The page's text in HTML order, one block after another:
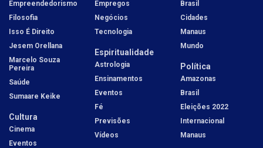
Empreendedorismo
Filosofia
Isso É Direito
Jesem Orellana
Marcelo Souza
Pereira
Saúde
Sumaare Keike
Cultura
Cinema
Eventos
Empregos
Negócios
Tecnologia
Espiritualidade
Astrologia
Ensinamentos
Eventos
Fé
Previsões
Vídeos
Brasil
Cidades
Manaus
Mundo
Política
Amazonas
Brasil
Eleições 2022
Internacional
Manaus